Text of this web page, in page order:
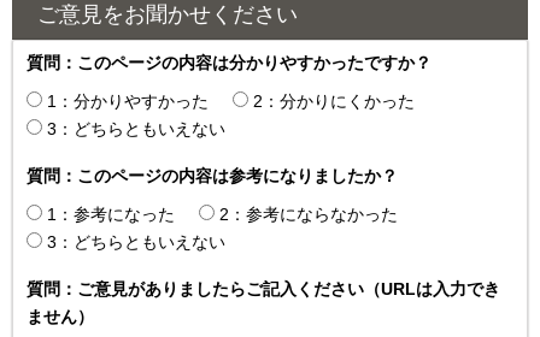
ご意見をお聞かせください
質問：このページの内容は分かりやすかったですか？
1：分かりやすかった
2：分かりにくかった
3：どちらともいえない
質問：このページの内容は参考になりましたか？
1：参考になった
2：参考にならなかった
3：どちらともいえない
質問：ご意見がありましたらご記入ください（URLは入力でき
ません）